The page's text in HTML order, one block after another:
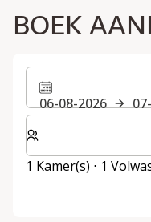
BOEK
06-08-2026
Selecteer het aantal
1 Kamer(s) ⋅ 1